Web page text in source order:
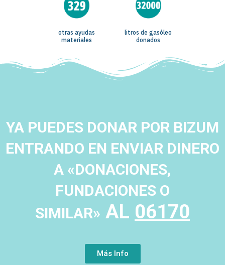
otras ayudas
materiales
litros de gasóleo
donados
YA PUEDES DONAR POR BIZUM
ENTRANDO EN ENVIAR DINERO
A «DONACIONES,
FUNDACIONES O
SIMILAR» AL 06170
Más Info